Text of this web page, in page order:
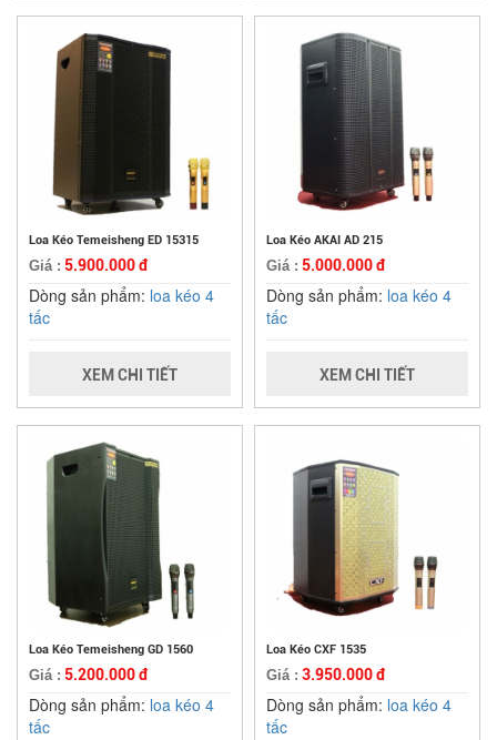
Loa Kéo Temeisheng ED 15315
Giá : 5.900.000 đ
Dòng sản phẩm: loa kéo 4
tấc
XEM CHI TIẾT
Loa Kéo AKAI AD 215
Giá : 5.000.000 đ
Dòng sản phẩm: loa kéo 4
tấc
XEM CHI TIẾT
Loa Kéo Temeisheng GD 1560
Giá : 5.200.000 đ
Dòng sản phẩm: loa kéo 4
tấc
Loa Kéo CXF 1535
Giá : 3.950.000 đ
Dòng sản phẩm: loa kéo 4
tấc